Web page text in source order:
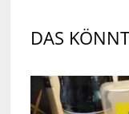
DAS